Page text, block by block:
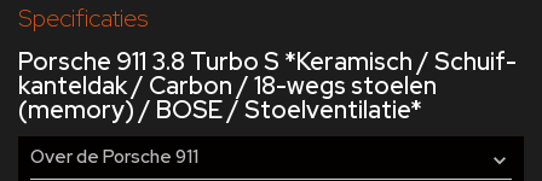
Specificaties
Porsche 911 3.8 Turbo S *Keramisch / Schuif-
kanteldak / Carbon / 18-wegs stoelen
(memory) / BOSE / Stoelventilatie*
Over de Porsche 911